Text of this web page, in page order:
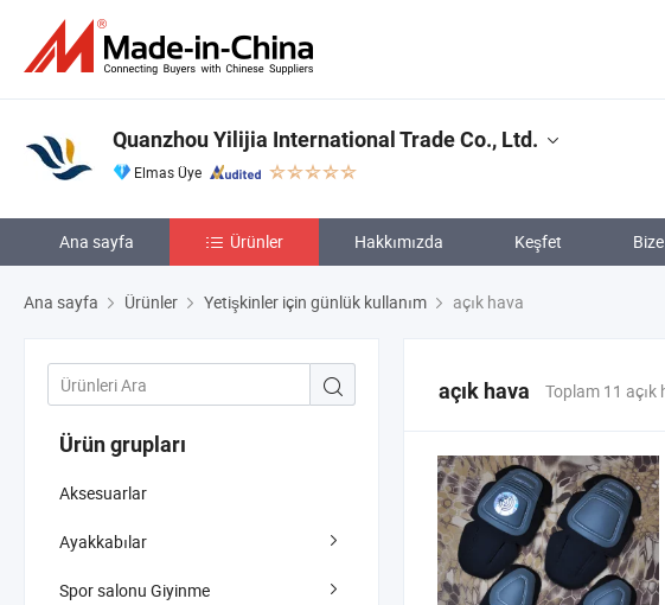
Quanzhou Yilijia International Trade Co., Ltd.
Elmas Üye
Ana sayfa Ürünler Hakkımızda Keşfet
Ana sayfa Ürünler Yetişkinler için günlük kullanım açık hava
Ürün grupları
Aksesuarlar
Ayakkabılar
Spor salonu Giyinme
açık hava Toplam 11 açık